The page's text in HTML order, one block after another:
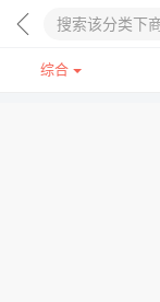
综合